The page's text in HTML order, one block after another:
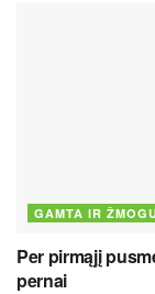
GAMTA IR
Per pirmąjį
pernai